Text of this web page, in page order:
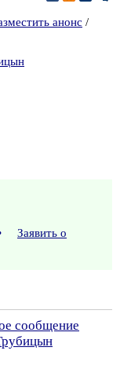
анонс /
Заявить о
сообщение